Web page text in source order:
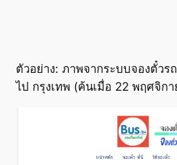
ตัวอย่าง: ภาพจากระบบจองตั๋วร
ไป กรุงเทพ (ค้นเมื่อ 22 พฤศจิก